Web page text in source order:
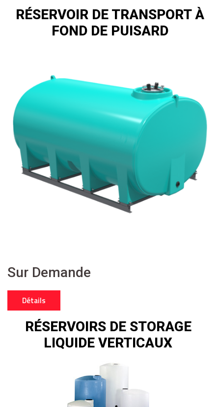
RÉSERVOIR DE TRANSPORT À
FOND DE PUISARD
Sur Demande
Détails
RÉSERVOIRS DE STORAGE
LIQUIDE VERTICAUX